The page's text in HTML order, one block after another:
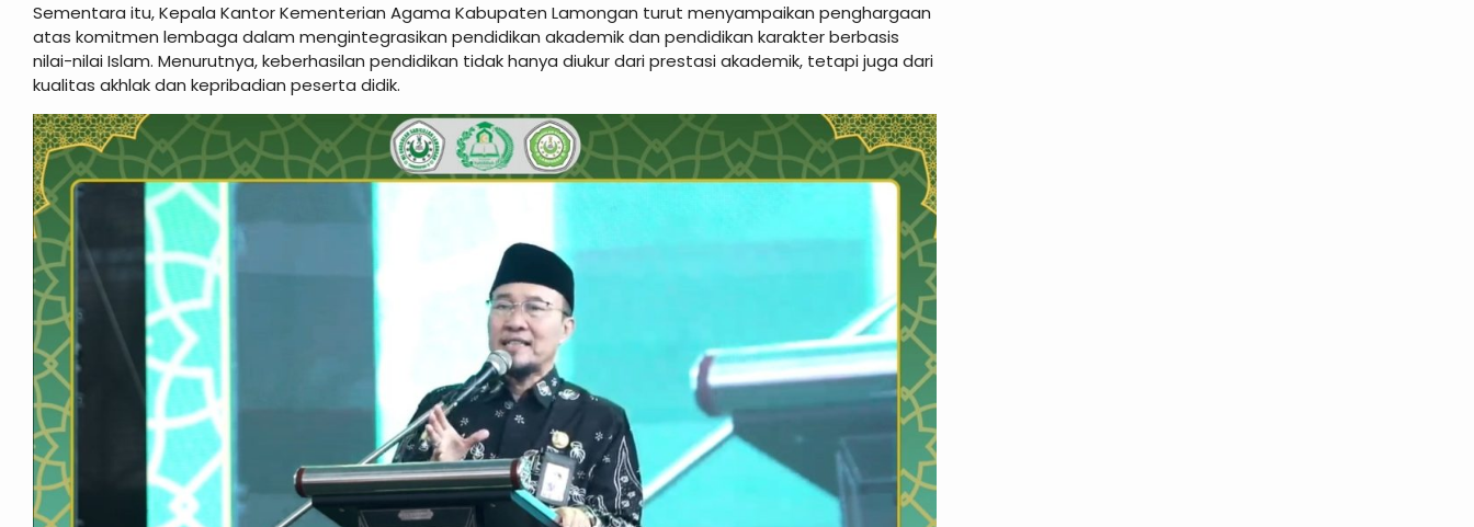
Sementara itu, Kepala Kantor Kementerian Agama Kabupaten Lamongan turut menyampaikan penghargaan
atas komitmen lembaga dalam mengintegrasikan pendidikan akademik dan pendidikan karakter berbasis
nilai-nilai Islam. Menurutnya, keberhasilan pendidikan tidak hanya diukur dari prestasi akademik, tetapi juga dari
kualitas akhlak dan kepribadian peserta didik.